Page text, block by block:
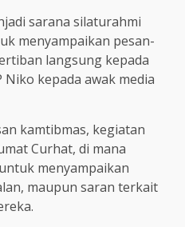
sarana silaturahmi
menyampaikan pesan-
langsung kepada
Niko kepada awak media
kamtibmas, kegiatan
Curhat, di mana
menyampaikan
maupun saran terkait